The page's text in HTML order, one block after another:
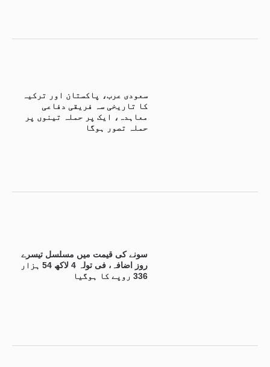
سعودی عرب، پاکستان اور ترکیہ
کا تاریخی سہ فریقی دفاعی
معاہدہ، ایک پر حملہ تینوں پر
حملہ تصور ہوگا
سونے کی قیمت میں مسلسل تیسرے
روز اضافہ، فی تولہ 4 لاکھ 54 ہزار
336 روپے کا ہوگیا